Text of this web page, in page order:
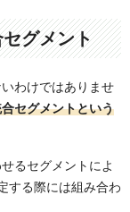
グメント
わけではありませ
セグメントという
るセグメントによ
する際には組み合わ